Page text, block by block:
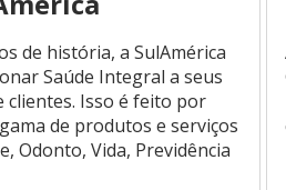
de história, a SulAmérica
Saúde Integral a seus
clientes. Isso é feito por
de produtos e serviços
Odonto, Vida, Previdência